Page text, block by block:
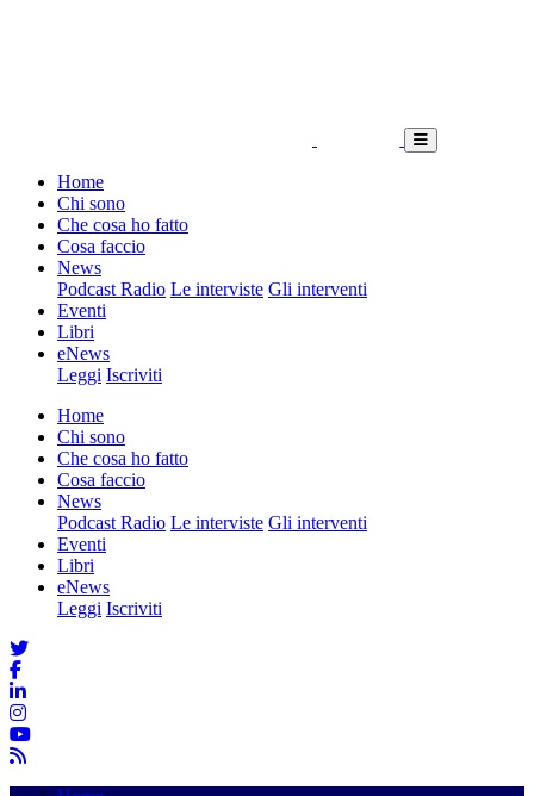
Home
Chi sono
Che cosa ho fatto
Cosa faccio
News
Podcast Radio Le interviste Gli interventi
Eventi
Libri
eNews
Leggi Iscriviti
Home
Chi sono
Che cosa ho fatto
Cosa faccio
News
Podcast Radio Le interviste Gli interventi
Eventi
Libri
eNews
Leggi Iscriviti